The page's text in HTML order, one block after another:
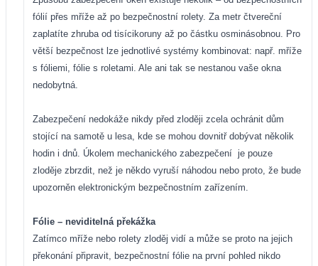
fólií přes mříže až po bezpečnostní rolety. Za metr čtvereční
zaplatíte zhruba od tisícikoruny až po částku osminásobnou. Pro
větší bezpečnost lze jednotlivé systémy kombinovat: např. mříže
s fóliemi, fólie s roletami. Ale ani tak se nestanou vaše okna
nedobytná.
Zabezpečení nedokáže nikdy před zloději zcela ochránit dům
stojící na samotě u lesa, kde se mohou dovnitř dobývat několik
hodin i dnů. Úkolem mechanického zabezpečení je pouze
zloděje zbrzdit, než je někdo vyruší náhodou nebo proto, že bude
upozorněn elektronickým bezpečnostním zařízením.
Fólie – neviditelná překážka
Zatímco mříže nebo rolety zloděj vidí a může se proto na jejich
překonání připravit, bezpečnostní fólie na první pohled nikdo